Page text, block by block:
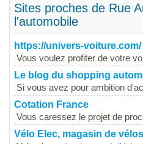
Sites proches de Rue
l'automobile
https://univers-voiture.com/
Vous voulez profiter de votre
Le blog du shopping
Si vous avez pour ambition
Cotation France
Vous caressez le projet de
Vélo Elec, magasin de